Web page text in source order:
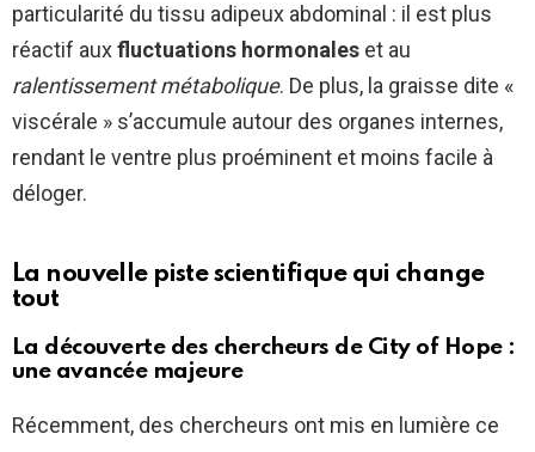
particularité du tissu adipeux abdominal : il est plus
réactif auxfluctuations hormonales et au
ralentissement métabolique. De plus, la graisse dite «
viscérale » s’accumule autour des organes internes,
rendant le ventre plus proéminent et moins facile à
déloger.
La nouvelle piste scientifique qui change
tout
La découverte des chercheurs de City of Hope :
une avancée majeure
Récemment, des chercheurs ont mis en lumière ce